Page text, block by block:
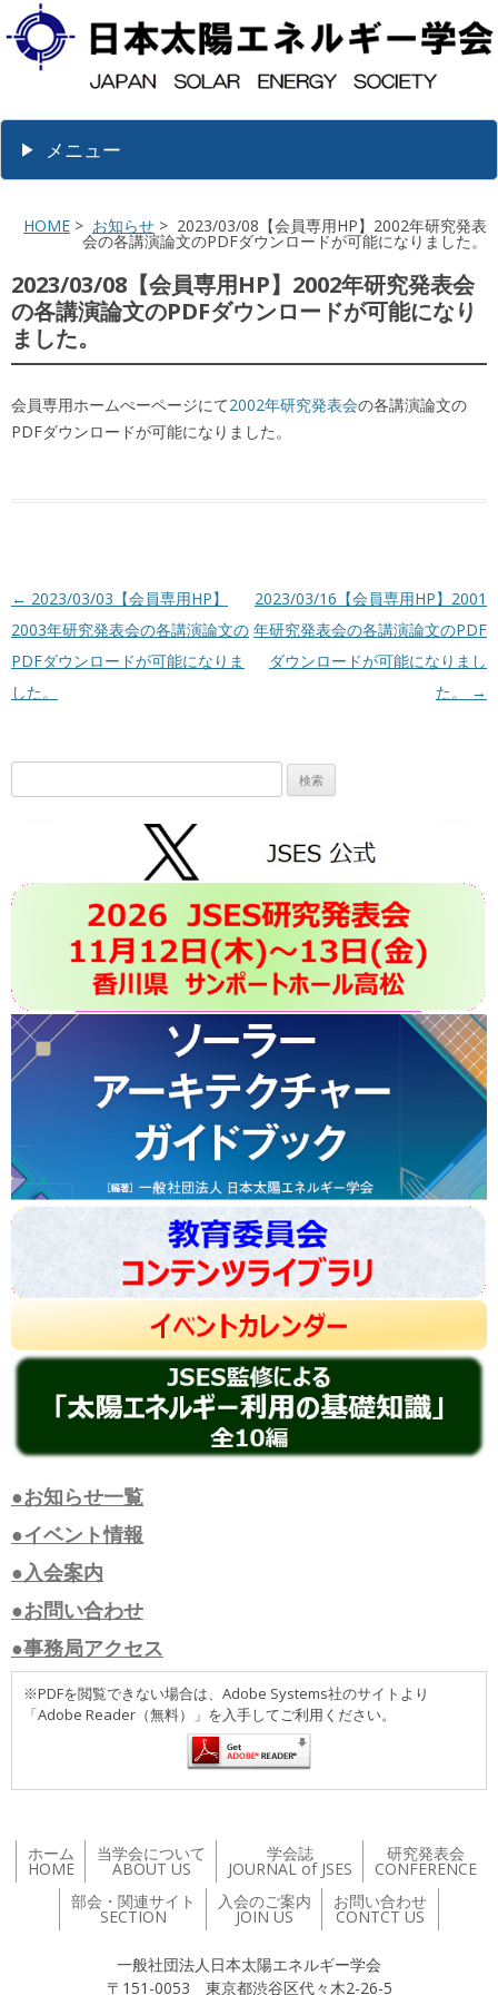
メニュー
HOME > お知らせ > 2023/03/08【会員専用HP】2002年研究発表
会の各講演論文のPDFダウンロードが可能になりました。
2023/03/08【会員専用HP】2002年研究発表会
の各講演論文のPDFダウンロードが可能になり
ました。
会員専用ホームぺーページにて2002年研究発表会の各講演論文の
PDFダウンロードが可能になりました。
投稿ナビゲーション
← 2023/03/03【会員専用HP】
2003年研究発表会の各講演論文の
PDFダウンロードが可能になりま
した。
2023/03/16【会員専用HP】2001
年研究発表会の各講演論文のPDF
ダウンロードが可能になりまし
た。
→
索:
●お知らせ一覧
●イベント情報
●入会案内
●お問い合わせ
●事務局アクセス
※PDFを閲覧できない場合は、Adobe Systems社のサイトより
「Adobe Reader（無料）」を入手してご利用ください。
ホーム
HOME
当学会について
ABOUT US
学会誌
JOURNAL of JSES
研究発表会
CONFERENCE
部会・関連サイト
SECTION
入会のご案内
JOIN US
お問い合わせ
CONTCT US
一般社団法人日本太陽エネルギー学会
〒151-0053 東京都渋谷区代々木2-26-5